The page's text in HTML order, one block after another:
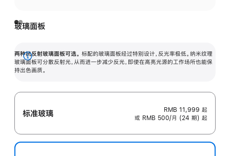
玻璃面板
两种抗反射玻璃面板可选。 标配的玻璃面板经过特别设计，反光率极低。纳米纹理
玻璃面板可分散反射光，从而进一步减少反光，即使在高亮光源的工作场所也能保
持出色画质。
展
开
标准玻璃 RMB 11,999 起
或 RMB 500/月 (24 期) 起